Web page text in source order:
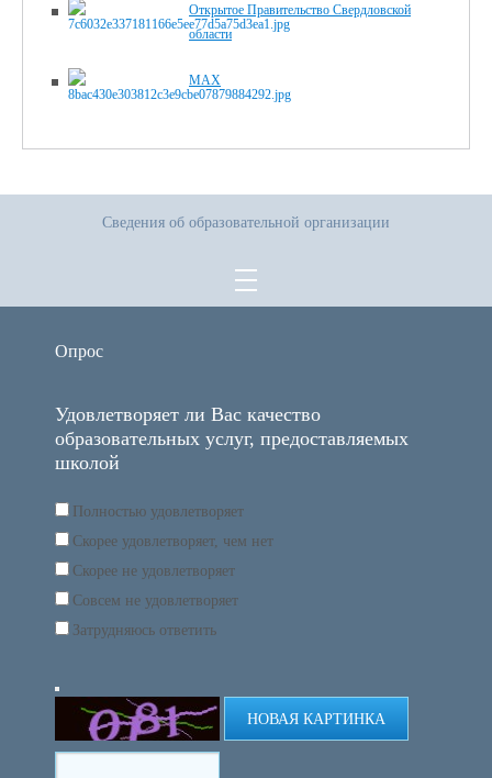
Открытое Правительство Свердловской
области
MAX
Сведения об образовательной организации
Опрос
Удовлетворяет ли Вас качество
образовательных услуг, предоставляемых
школой
Полностью удовлетворяет
Скорее удовлетворяет, чем нет
Скорее не удовлетворяет
Совсем не удовлетворяет
Затрудняюсь ответить
НОВАЯ КАРТИНКА